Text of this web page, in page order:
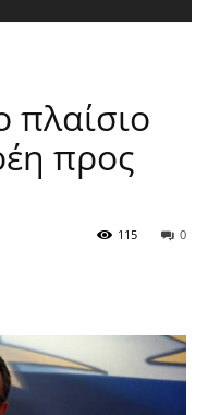
πλαίσιο
προς
0
115